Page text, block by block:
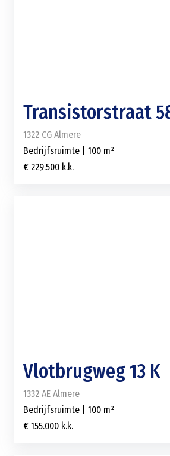
Transistorstraat
1322 CG Almere
Bedrijfsruimte | 100 m²
€ 229.500 k.k.
Vlotbrugweg 13 K
1332 AE Almere
Bedrijfsruimte | 100 m²
€ 155.000 k.k.